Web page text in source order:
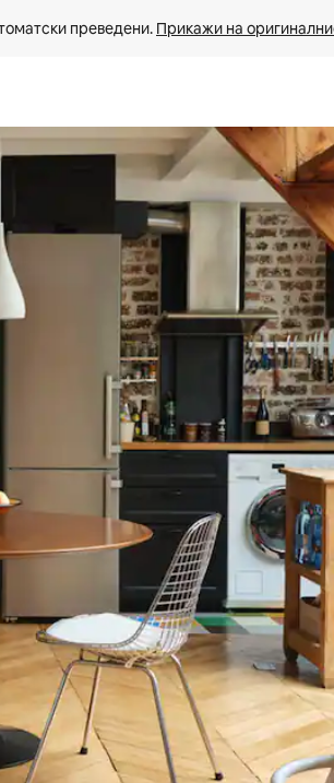
преведени. Прикажи на
и надолу или истражувајте со